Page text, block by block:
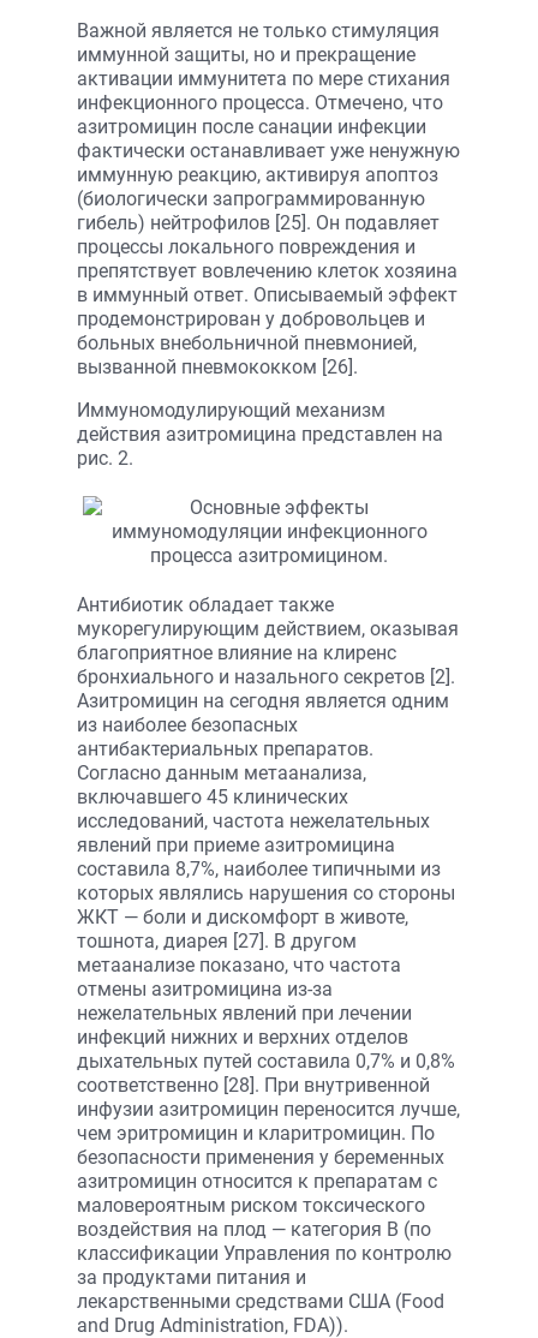
Важной является не только стимуляция
иммунной защиты, но и прекращение
активации иммунитета по мере стихания
инфекционного процесса. Отмечено, что
азитромицин после санации инфекции
фактически останавливает уже ненужную
иммунную реакцию, активируя апоптоз
(биологически запрограммированную
гибель) нейтрофилов [25]. Он подавляет
процессы локального повреждения и
препятствует вовлечению клеток хозяина
в иммунный ответ. Описываемый эффект
продемонстрирован у добровольцев и
больных внебольничной пневмонией,
вызванной пневмококком [26].
Иммуномодулирующий механизм
действия азитромицина представлен на
рис. 2.
Антибиотик обладает также
мукорегулирующим действием, оказывая
благоприятное влияние на клиренс
бронхиального и назального секретов [2].
Азитромицин на сегодня является одним
из наиболее безопасных
антибактериальных препаратов.
Согласно данным метаанализа,
включавшего 45 клинических
исследований, частота нежелательных
явлений при приеме азитромицина
составила 8,7%, наиболее типичными из
которых являлись нарушения со стороны
ЖКТ — боли и дискомфорт в животе,
тошнота, диарея [27]. В другом
метаанализе показано, что частота
отмены азитромицина из-за
нежелательных явлений при лечении
инфекций нижних и верхних отделов
дыхательных путей составила 0,7% и 0,8%
соответственно [28]. При внутривенной
инфузии азитромицин переносится лучше,
чем эритромицин и кларитромицин. По
безопасности применения у беременных
азитромицин относится к препаратам с
маловероятным риском токсического
воздействия на плод — категория B (по
классификации Управления по контролю
за продуктами питания и
лекарственными средствами США (Food
and Drug Administration, FDA)).